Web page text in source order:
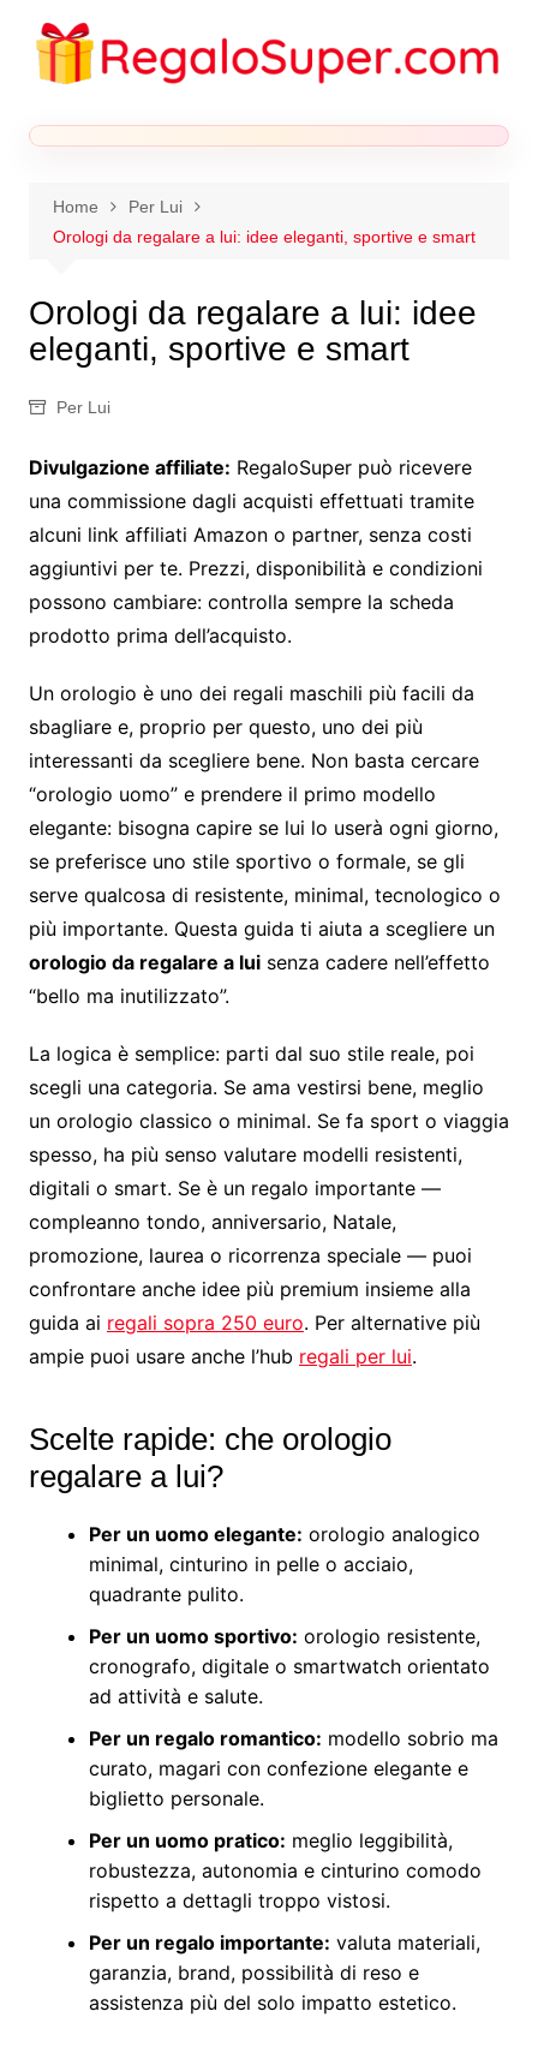
contenuto
Home
Per Lui
Orologi da regalare a lui: idee eleganti, sportive e smart
Orologi da regalare a lui: idee
eleganti, sportive e smart
Per Lui
Divulgazione affiliate: RegaloSuper può ricevere
una commissione dagli acquisti effettuati tramite
alcuni link affiliati Amazon o partner, senza costi
aggiuntivi per te. Prezzi, disponibilità e condizioni
possono cambiare: controlla sempre la scheda
prodotto prima dell’acquisto.
Un orologio è uno dei regali maschili più facili da
sbagliare e, proprio per questo, uno dei più
interessanti da scegliere bene. Non basta cercare
“orologio uomo” e prendere il primo modello
elegante: bisogna capire se lui lo userà ogni giorno,
se preferisce uno stile sportivo o formale, se gli
serve qualcosa di resistente, minimal, tecnologico o
più importante. Questa guida ti aiuta a scegliere un
orologio da regalare a luisenza cadere nell’effetto
“bello ma inutilizzato”.
La logica è semplice: parti dal suo stile reale, poi
scegli una categoria. Se ama vestirsi bene, meglio
un orologio classico o minimal. Se fa sport o viaggia
spesso, ha più senso valutare modelli resistenti,
digitali o smart. Se è un regalo importante —
compleanno tondo, anniversario, Natale,
promozione, laurea o ricorrenza speciale — puoi
confrontare anche idee più premium insieme alla
guida ai regali sopra 250 euro. Per alternative più
ampie puoi usare anche l’hub regali per lui.
Scelte rapide: che orologio
regalare a lui?
Per un uomo elegante: orologio analogico
minimal, cinturino in pelle o acciaio,
quadrante pulito.
Per un uomo sportivo: orologio resistente,
cronografo, digitale o smartwatch orientato
ad attività e salute.
Per un regalo romantico: modello sobrio ma
curato, magari con confezione elegante e
biglietto personale.
Per un uomo pratico: meglio leggibilità,
robustezza, autonomia e cinturino comodo
rispetto a dettagli troppo vistosi.
Per un regalo importante: valuta materiali,
garanzia, brand, possibilità di reso e
assistenza più del solo impatto estetico.